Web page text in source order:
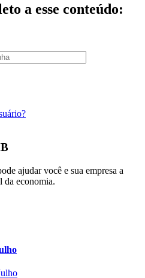
a esse conteúdo:
ajudar você e sua empresa a
da economia.